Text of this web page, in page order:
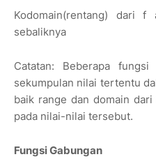
Kodomain(rentang) dari
sebaliknya
Catatan: Beberapa
sekumpulan nilai tertentu
baik range dan domain
pada nilai-nilai tersebut.
Fungsi Gabungan